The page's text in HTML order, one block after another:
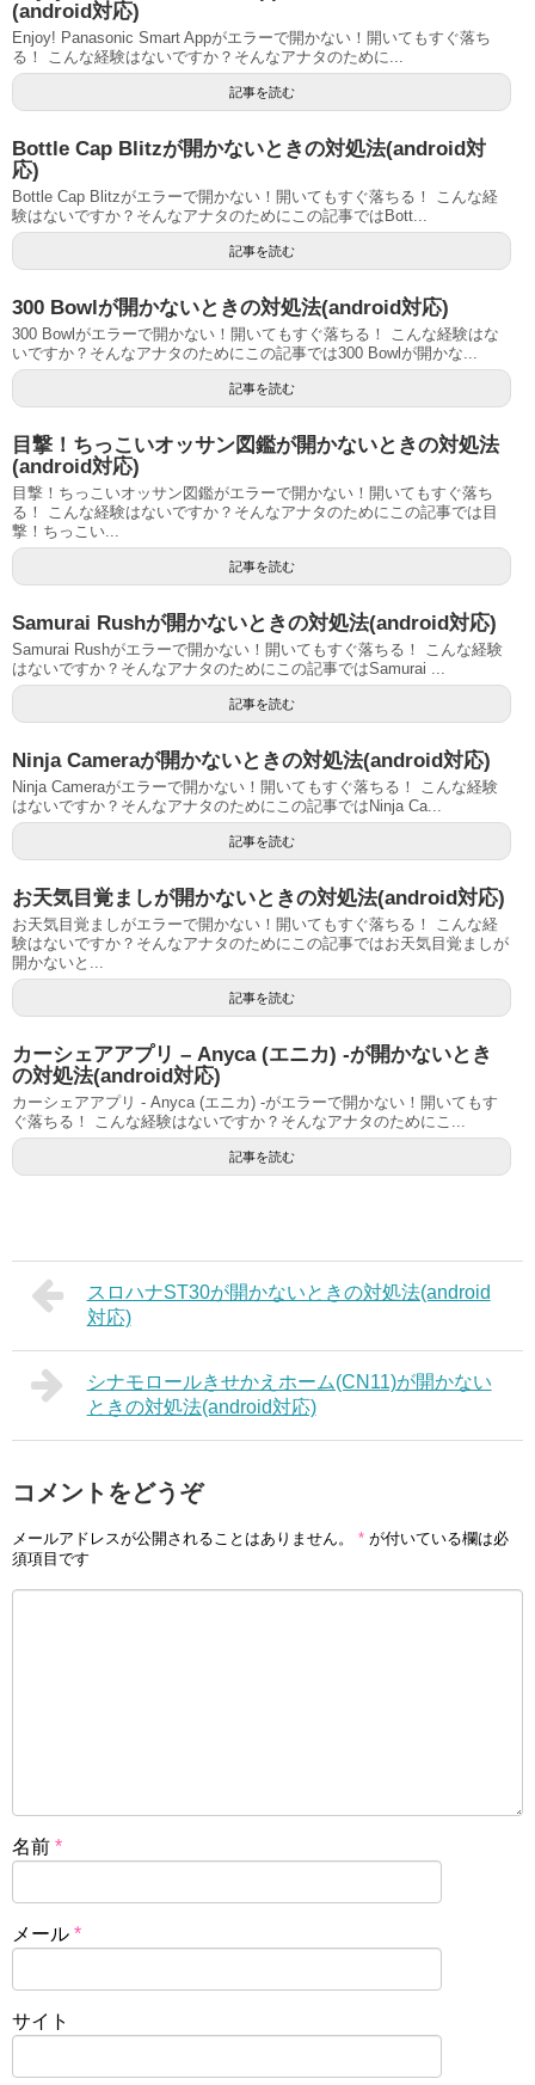
(android対応)
Enjoy! Panasonic Smart Appがエラーで開かない！開いてもすぐ落ち
る！ こんな経験はないですか？そんなアナタのために...
記事を読む
Bottle Cap Blitzが開かないときの対処法(android対
応)
Bottle Cap Blitzがエラーで開かない！開いてもすぐ落ちる！ こんな経
験はないですか？そんなアナタのためにこの記事ではBott...
記事を読む
300 Bowlが開かないときの対処法(android対応)
300 Bowlがエラーで開かない！開いてもすぐ落ちる！ こんな経験はな
いですか？そんなアナタのためにこの記事では300 Bowlが開かな...
記事を読む
目撃！ちっこいオッサン図鑑が開かないときの対処法
(android対応)
目撃！ちっこいオッサン図鑑がエラーで開かない！開いてもすぐ落ち
る！ こんな経験はないですか？そんなアナタのためにこの記事では目
撃！ちっこい...
記事を読む
Samurai Rushが開かないときの対処法(android対応)
Samurai Rushがエラーで開かない！開いてもすぐ落ちる！ こんな経験
はないですか？そんなアナタのためにこの記事ではSamurai ...
記事を読む
Ninja Cameraが開かないときの対処法(android対応)
Ninja Cameraがエラーで開かない！開いてもすぐ落ちる！ こんな経験
はないですか？そんなアナタのためにこの記事ではNinja Ca...
記事を読む
お天気目覚ましが開かないときの対処法(android対応)
お天気目覚ましがエラーで開かない！開いてもすぐ落ちる！ こんな経
験はないですか？そんなアナタのためにこの記事ではお天気目覚ましが
開かないと...
記事を読む
カーシェアアプリ – Anyca (エニカ) -が開かないとき
の対処法(android対応)
カーシェアアプリ - Anyca (エニカ) -がエラーで開かない！開いてもす
ぐ落ちる！ こんな経験はないですか？そんなアナタのためにこ...
記事を読む
スロハナST30が開かないときの対処法(android
対応)
シナモロールきせかえホーム(CN11)が開かない
ときの対処法(android対応)
コメントをどうぞ
メールアドレスが公開されることはありません。 * が付いている欄は必
須項目です
名前 *
メール *
サイト